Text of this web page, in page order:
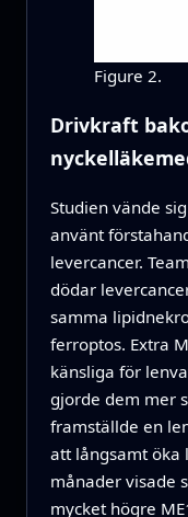
Figure 2.
Drivkraft
Studien vände
använt
levercancer.
dödar
samma
ferroptos. Extra
känsliga för
gjorde dem mer
framställde en
att långsamt öka
månader visade
mycket högre